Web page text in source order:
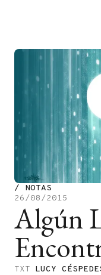
/ NOTAS
26/08/2015
Algún
TXT LUCY